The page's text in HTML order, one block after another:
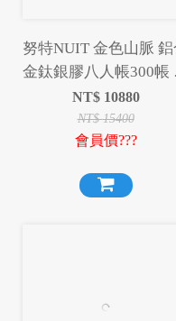
努特NUIT 金色山脈 鋁
金鈦銀膠八人帳300帳
合金帳棚 8人帳蓬
NTG234BK
NT$ 10880
NT$15400
會員價???